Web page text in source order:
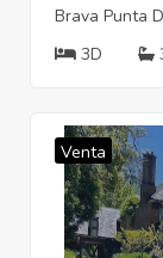
Brava Punta
3D
Venta